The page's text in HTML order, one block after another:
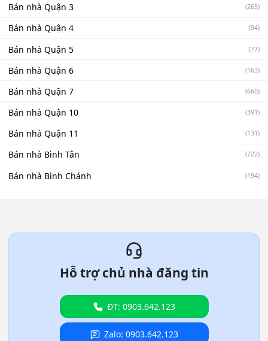
Bán nhà Quận 3 (265)
Bán nhà Quận 4 (94)
Bán nhà Quận 5 (77)
Bán nhà Quận 6 (163)
Bán nhà Quận 7 (660)
Bán nhà Quận 10 (391)
Bán nhà Quận 11 (131)
Bán nhà Bình Tân (722)
Bán nhà Bình Chánh (194)
Hỗ trợ chủ nhà đăng tin
ĐT: 0903.642.123
Zalo: 0903.642.123